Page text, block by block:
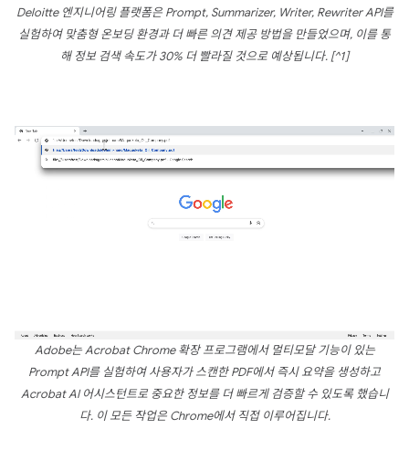
Deloitte 엔지니어링 플랫폼은 Prompt, Summarizer, Writer, Rewriter API를
실험하여 맞춤형 온보딩 환경과 더 빠른 의견 제공 방법을 만들었으며, 이를 통
해 정보 검색 속도가 30% 더 빨라질 것으로 예상됩니다. [^1]
Adobe는 Acrobat Chrome 확장 프로그램에서 멀티모달 기능이 있는
Prompt API를 실험하여 사용자가 스캔한 PDF에서 즉시 요약을 생성하고
Acrobat AI 어시스턴트로 중요한 정보를 더 빠르게 검증할 수 있도록 했습니
다. 이 모든 작업은 Chrome에서 직접 이루어집니다.